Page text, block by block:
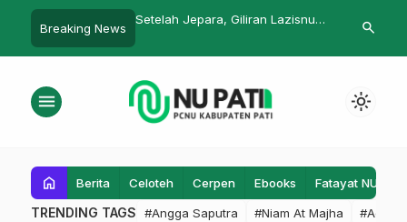
Breaking News
Pengurus
Launching Mobil
Setelah Jepara, Giliran Lazisnu
Pati
Safari ke
search
menu light_mode
home Berita Celoteh Cerpen Ebooks Fatayat NU
TRENDING TAGS #Angga Saputra #Niam At Majha #Admin